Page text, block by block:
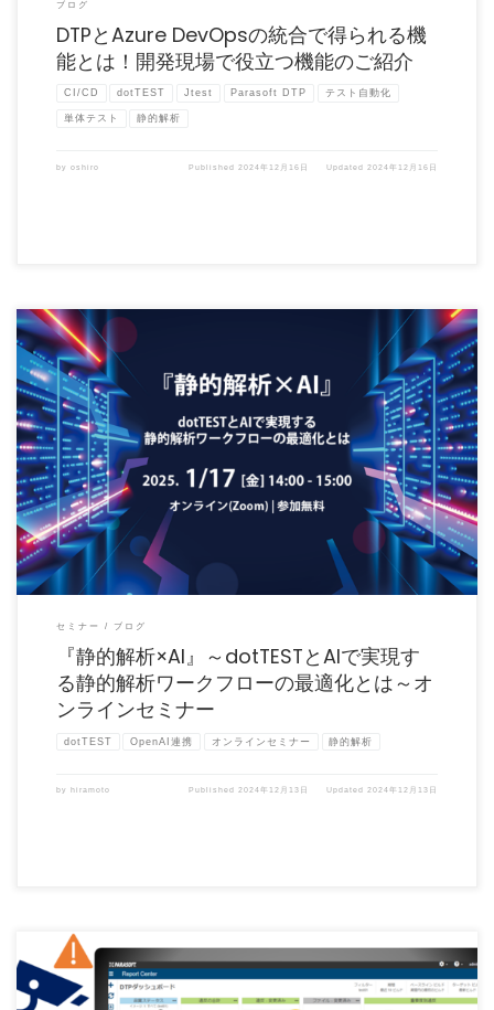
ブログ
DTPとAzure DevOpsの統合で得られる機
能とは！開発現場で役立つ機能のご紹介
CI/CD dotTEST Jtest Parasoft DTP テスト自動化
単体テスト 静的解析
by oshiro Published 2024年12月16日 Updated 2024年12月16日
2025年1月17日(金) 14時~15時開催！オンラインセミナー 『静的解析×AI』～dotTES
[…]
セミナー ブログ
『静的解析×AI』～dotTESTとAIで実現す
る静的解析ワークフローの最適化とは～オ
ンラインセミナー
dotTEST OpenAI連携 オンラインセミナー 静的解析
by hiramoto Published 2024年12月13日 Updated 2024年12月13日